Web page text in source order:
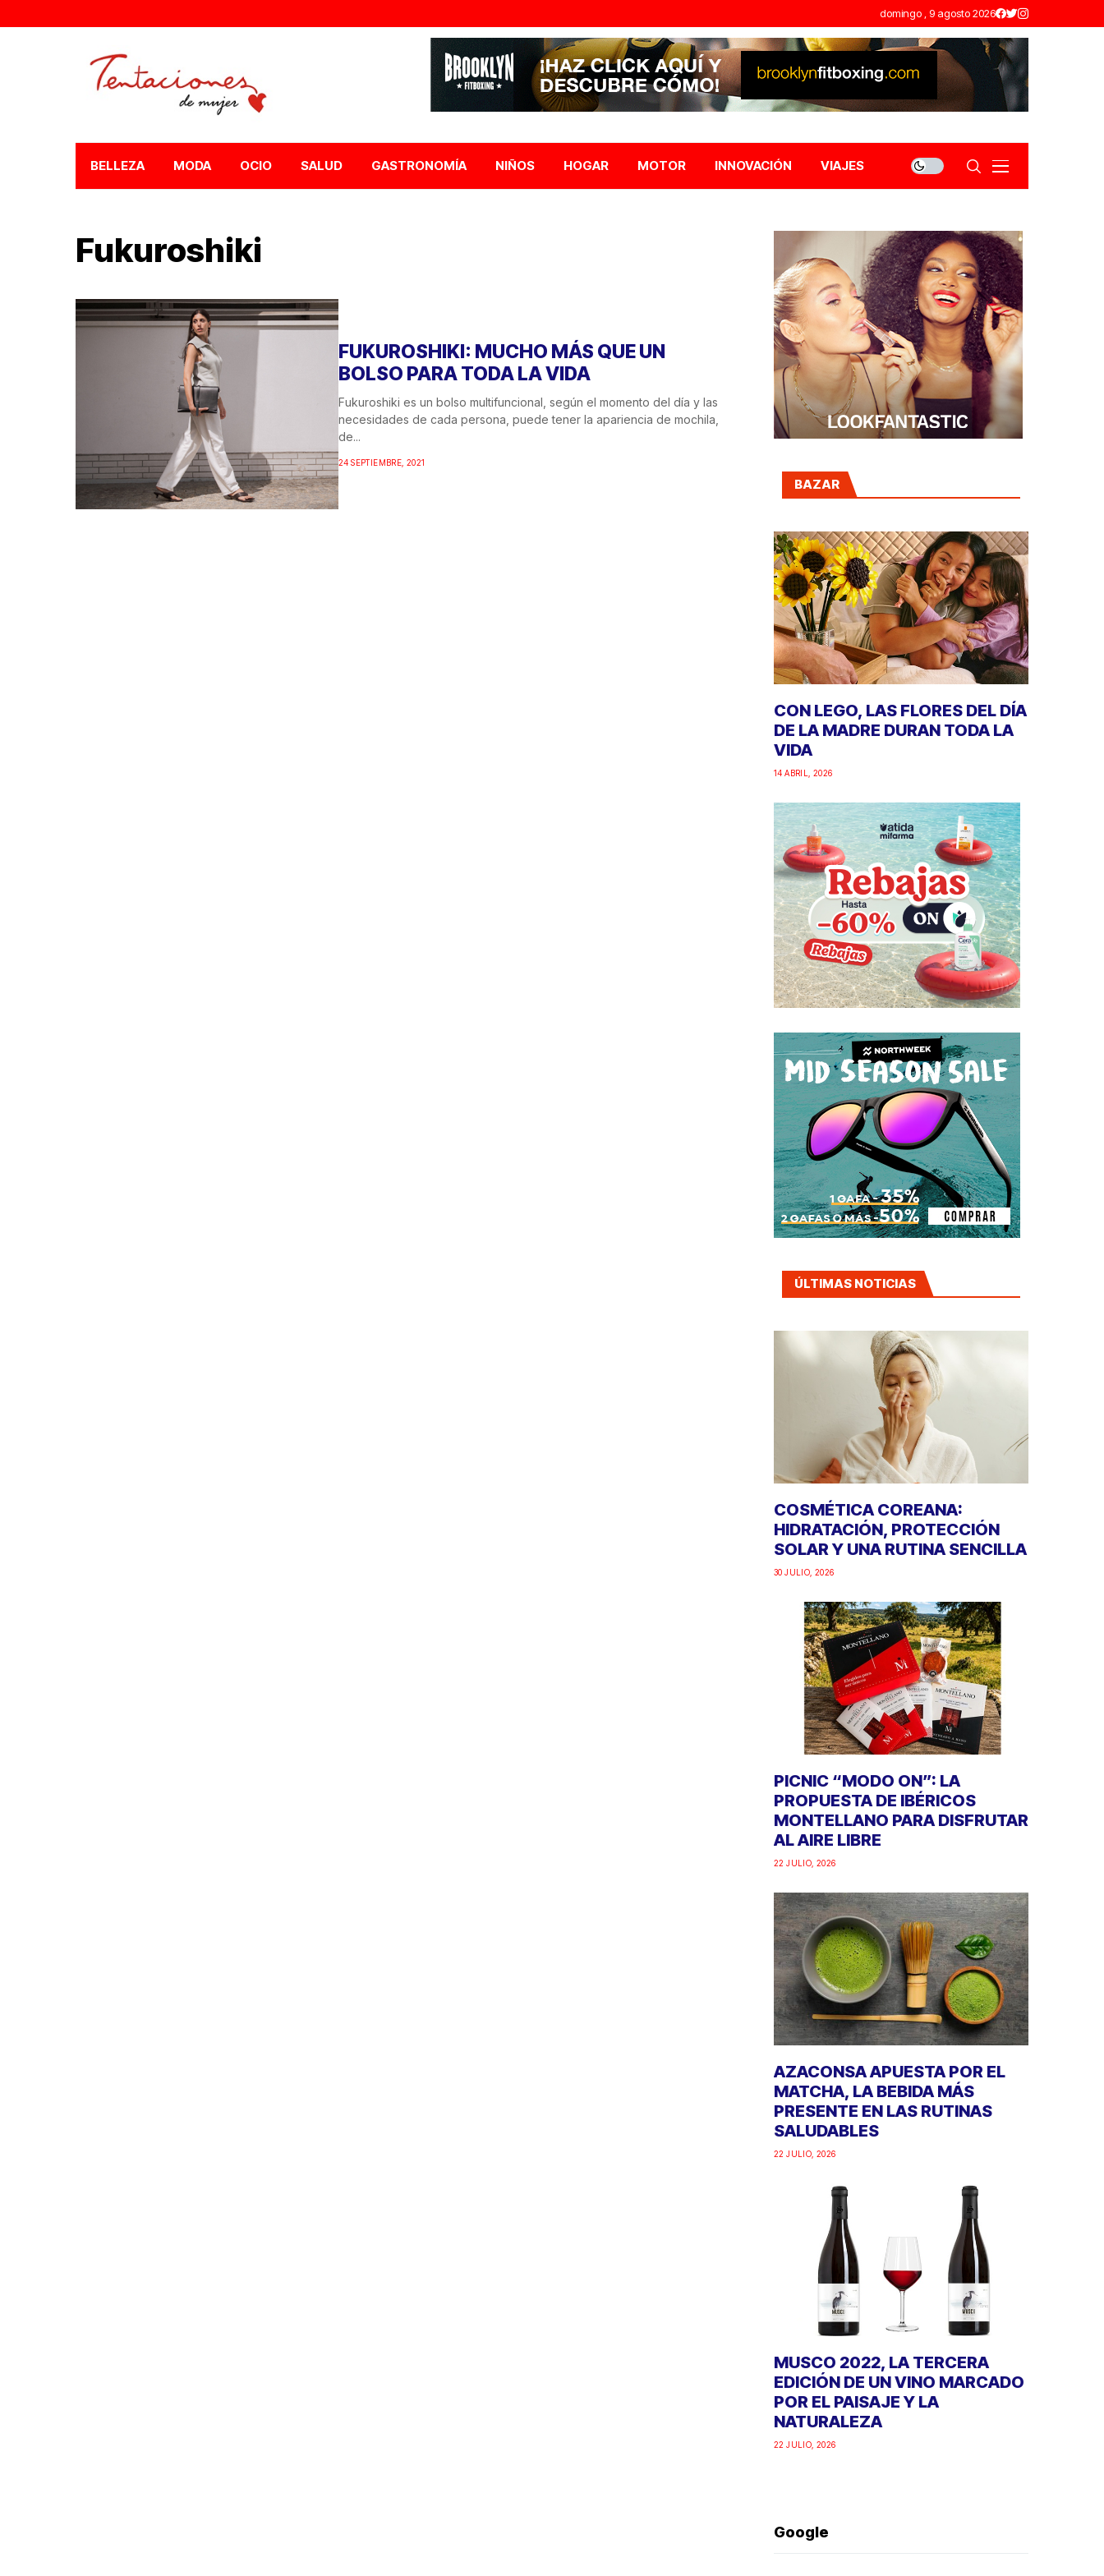
domingo , 9 agosto 2026
BELLEZA MODA OCIO SALUD GASTRONOMÍA NIÑOS HOGAR MOTOR INNOVACIÓN VIAJES
Fukuroshiki
FUKUROSHIKI: MUCHO MÁS QUE UN
BOLSO PARA TODA LA VIDA
Fukuroshiki es un bolso multifuncional, según el momento del día y las
necesidades de cada persona, puede tener la apariencia de mochila,
de...
24 SEPTIEMBRE, 2021
BAZAR
CON LEGO, LAS FLORES DEL DÍA
DE LA MADRE DURAN TODA LA
VIDA
14 ABRIL, 2026
ÚLTIMAS NOTICIAS
COSMÉTICA COREANA:
HIDRATACIÓN, PROTECCIÓN
SOLAR Y UNA RUTINA SENCILLA
30 JULIO, 2026
PICNIC “MODO ON”: LA
PROPUESTA DE IBÉRICOS
MONTELLANO PARA DISFRUTAR
AL AIRE LIBRE
22 JULIO, 2026
AZACONSA APUESTA POR EL
MATCHA, LA BEBIDA MÁS
PRESENTE EN LAS RUTINAS
SALUDABLES
22 JULIO, 2026
MUSCO 2022, LA TERCERA
EDICIÓN DE UN VINO MARCADO
POR EL PAISAJE Y LA
NATURALEZA
22 JULIO, 2026
Google